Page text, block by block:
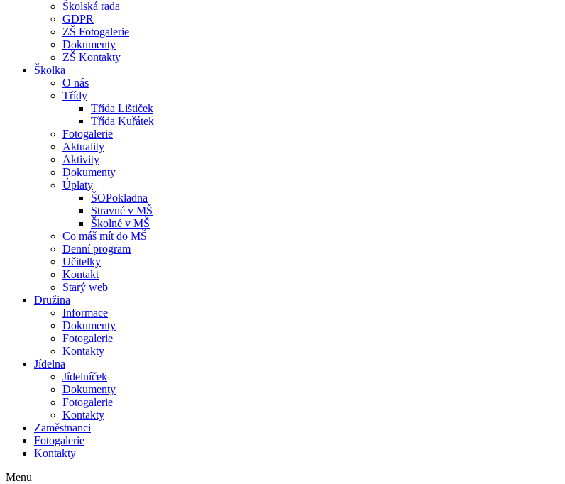
Školská rada
GDPR
ZŠ Fotogalerie
Dokumenty
ZŠ Kontakty
Školka
O nás
Třídy
Třída Lištiček
Třída Kuřátek
Fotogalerie
Aktuality
Aktivity
Dokumenty
Úplaty
ŠOPokladna
Stravné v MŠ
Školné v MŠ
Co máš mít do MŠ
Denní program
Učitelky
Kontakt
Starý web
Družina
Informace
Dokumenty
Fotogalerie
Kontakty
Jídelna
Jídelníček
Dokumenty
Fotogalerie
Kontakty
Zaměstnanci
Fotogalerie
Kontakty
Menu